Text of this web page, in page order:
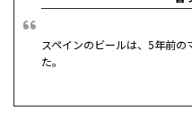
スペインのビールは、5年前
た。